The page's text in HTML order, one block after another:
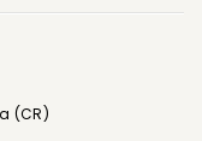
(CR)